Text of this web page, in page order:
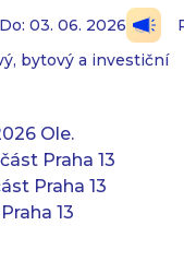
Do: 03. 06. 2026
bytový a investiční
Ole.
Praha 13
Praha 13
13